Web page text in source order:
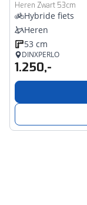
Heren Zwart 53cm
Hybride fiets
Heren
53 cm
DINXPERLO
1.250,-